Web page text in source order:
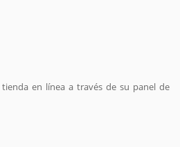
en línea a través de su panel de